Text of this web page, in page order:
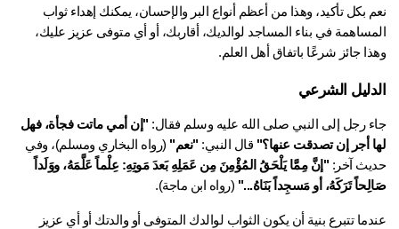
نعم بكل تأكيد، وهذا من أعظم أنواع البر والإحسان، يمكنك إهداء ثواب
المساهمة في بناء المساجد لوالديك، أقاربك، أو أي متوفى عزيز عليك،
جائز شرعًا باتفاق أهل العلم.
الشرعي
رجل إلى النبي صلى الله عليه وسلم فقال:
"إن أمي ماتت فجأة، فهل
أجر إن تصدقت عنها؟" قال النبي: "نعم"
(رواه البخاري ومسلم)، وفي
آخر:
"إنَّ مِمَّا يَلْحَقُ المُؤْمِنَ مِن عَمَلِهِ بَعدَ مَوتِهِ: عِلْماً عَلَّمَهُ، ووَلَداً
تَرَكَهُ، أو مَسجِداً بَنَاهُ..." (رواه ابن ماجة).
عندما تتبرع بنية أن يكون الثواب لوالدك المتوفى أو والدتك أو أي عزيز